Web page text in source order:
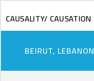
CAUSALITY/ CAUSATION
BEIRUT, LEBANON